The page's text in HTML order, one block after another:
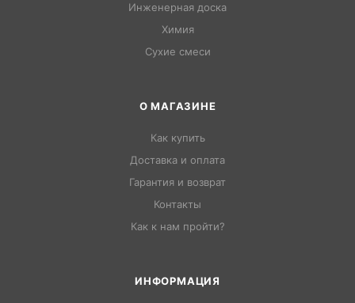
Инженерная доска
Химия
Сухие смеси
О МАГАЗИНЕ
Как купить
Доставка и оплата
Гарантия и возврат
Контакты
Как к нам пройти?
ИНФОРМАЦИЯ